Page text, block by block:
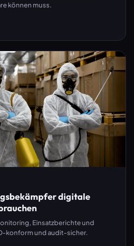
können muss.
digitale
Einsatzberichte und
konform und audit-sicher.